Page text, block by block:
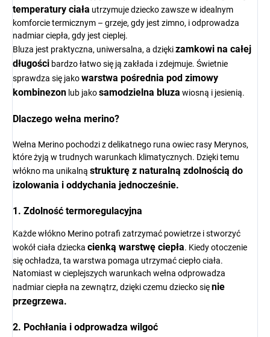
temperatury ciała utrzymuje dziecko zawsze w idealnym
komforcie termicznym – grzeje, gdy jest zimno, i odprowadza
nadmiar ciepła, gdy jest cieplej.
Bluza jest praktyczna, uniwersalna, a dziękizamkowi na całej
długości bardzo łatwo się ją zakłada i zdejmuje. Świetnie
sprawdza się jakowarstwa pośrednia pod zimowy
kombinezon lub jakosamodzielna bluza wiosną i jesienią.
Dlaczego wełna merino?
Wełna Merino pochodzi z delikatnego runa owiec rasy Merynos,
które żyją w trudnych warunkach klimatycznych. Dzięki temu
włókno ma unikalną strukturę z naturalną zdolnością do
izolowania i oddychania jednocześnie.
1. Zdolność termoregulacyjna
Każde włókno Merino potrafi zatrzymać powietrze i stworzyć
wokół ciała dziecka cienką warstwę ciepła. Kiedy otoczenie
się ochładza, ta warstwa pomaga utrzymać ciepło ciała.
Natomiast w cieplejszych warunkach wełna odprowadza
nadmiar ciepła na zewnątrz, dzięki czemu dziecko sięnie
przegrzewa.
2. Pochłania i odprowadza wilgoć